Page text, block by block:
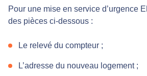
Pour une mise en service d’urgence
des pièces ci-dessous :
Le relevé du compteur ;
L’adresse du nouveau logement ;